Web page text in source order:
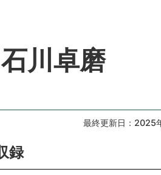
川卓磨
最終更新日：2025
録